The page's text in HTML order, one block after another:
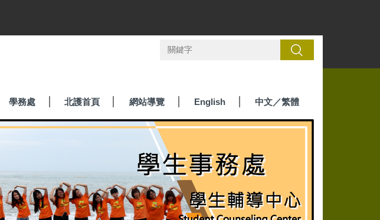
搜尋
學務處 北護首頁 網站導覽 English 中文／繁體